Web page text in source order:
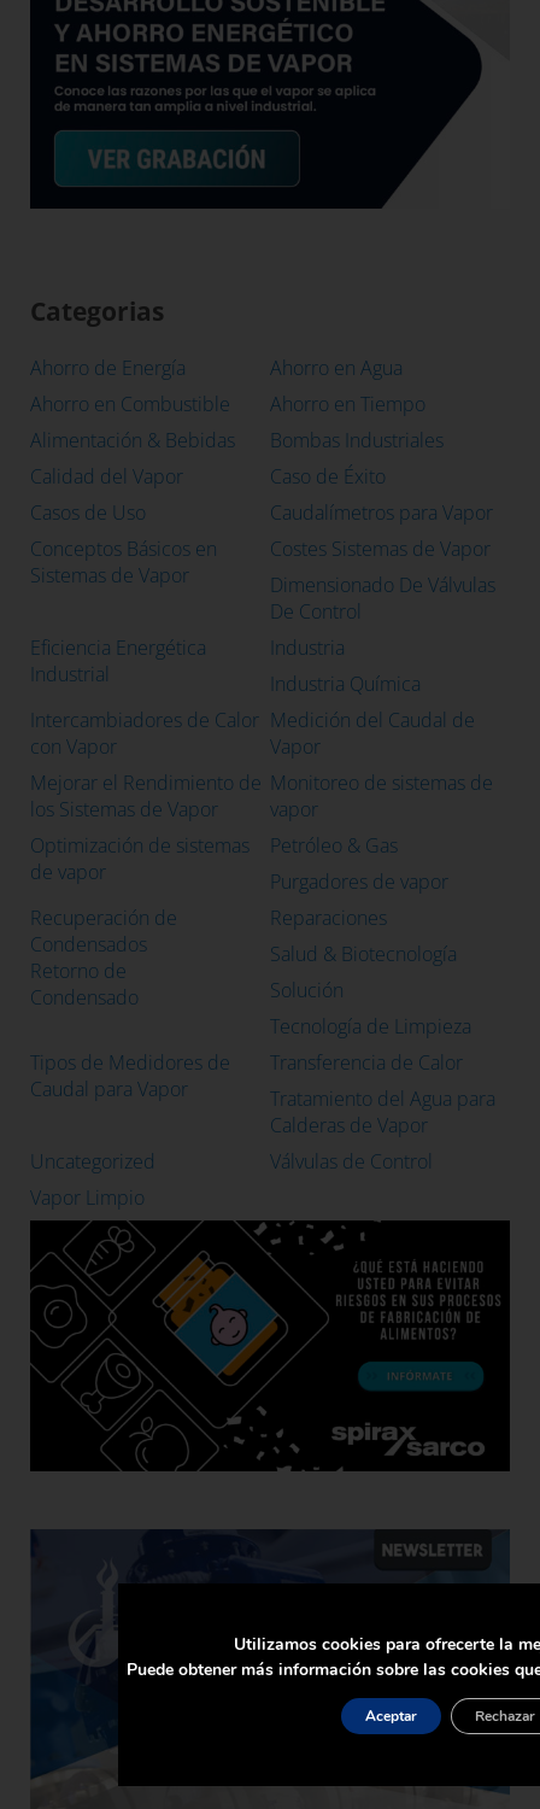
Categorias
Ahorro de Energía
Ahorro en Agua
Ahorro en Combustible
Ahorro en Tiempo
Alimentación & Bebidas
Bombas Industriales
Calidad del Vapor
Caso de Éxito
Casos de Uso
Caudalímetros para Vapor
Conceptos Básicos en
Sistemas de Vapor
Costes Sistemas de Vapor
Dimensionado De Válvulas
De Control
Eficiencia Energética
Industrial
Industria
Industria Química
Intercambiadores de Calor
con Vapor
Medición del Caudal de
Vapor
Mejorar el Rendimiento de
los Sistemas de Vapor
Monitoreo de sistemas de
vapor
Optimización de sistemas
de vapor
Petróleo & Gas
Purgadores de vapor
Recuperación de
Condensados
Retorno de
Condensado
Reparaciones
Salud & Biotecnología
Solución
Tecnología de Limpieza
Tipos de Medidores de
Caudal para Vapor
Transferencia de Calor
Tratamiento del Agua para
Calderas de Vapor
Uncategorized
Válvulas de Control
Vapor Limpio
Utilizamos cookies para ofrecerte la
Puede obtener más información sobre las cookies
Aceptar Rechazar